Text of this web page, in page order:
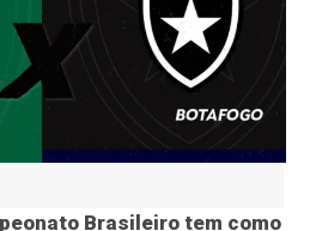
Brasileiro tem como